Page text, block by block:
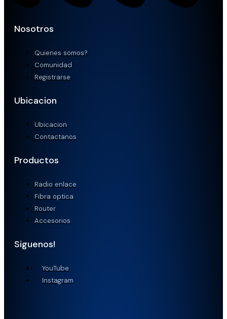
Nosotros
Quienes somos?
Comunidad
Registrarse
Ubicacion
Ubicacion
Contactanos
Productos
Radio enlace
Fibra optica
Router
Accesorios
Siguenos!
YouTube
Instagram